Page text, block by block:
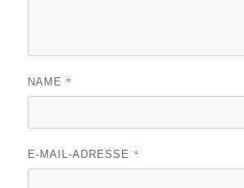
NAME *
E-MAIL-ADRESSE *